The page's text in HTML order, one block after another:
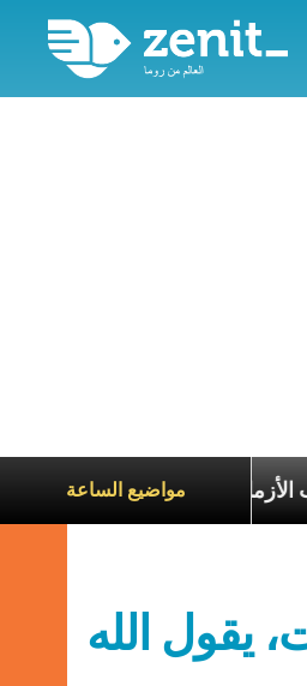
مواضيع الساعةفي قلب الأزمات
يقول الله